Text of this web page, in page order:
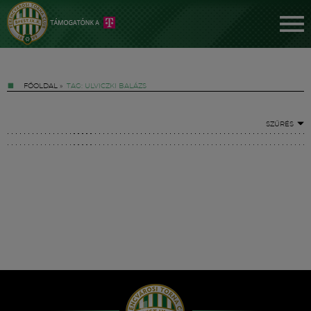
FŐOLDAL » TAG: ULVICZKI BALÁZS
SZŰRÉS
Hírek